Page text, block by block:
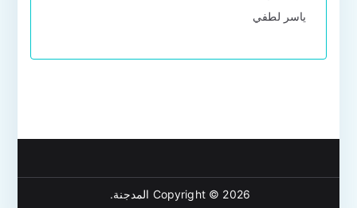
ياسر لطفي
Copyright © 2026 المدجنة.